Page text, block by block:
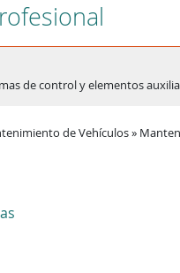
de control y elementos
de Vehículos »